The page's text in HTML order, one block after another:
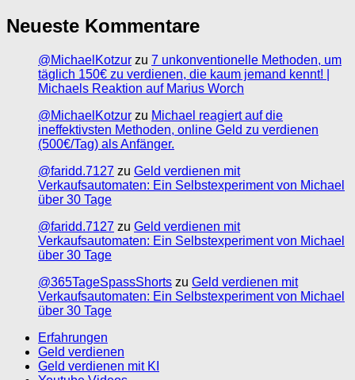
Neueste Kommentare
@MichaelKotzur zu 7 unkonventionelle Methoden, um
täglich 150€ zu verdienen, die kaum jemand kennt! |
Michaels Reaktion auf Marius Worch
@MichaelKotzur zu Michael reagiert auf die
ineffektivsten Methoden, online Geld zu verdienen
(500€/Tag) als Anfänger.
@faridd.7127 zu Geld verdienen mit
Verkaufsautomaten: Ein Selbstexperiment von Michael
über 30 Tage
@faridd.7127 zu Geld verdienen mit
Verkaufsautomaten: Ein Selbstexperiment von Michael
über 30 Tage
@365TageSpassShorts zu Geld verdienen mit
Verkaufsautomaten: Ein Selbstexperiment von Michael
über 30 Tage
Erfahrungen
Geld verdienen
Geld verdienen mit KI